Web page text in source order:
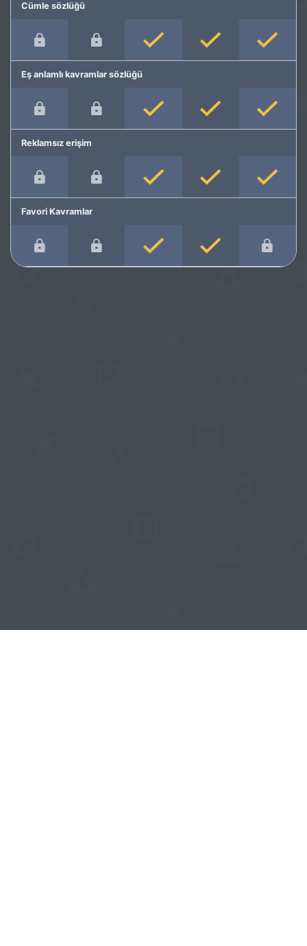
Cümle sözlüğü
Eş anlamlı kavramlar sözlüğü
Reklamsız erişim
Favori Kavramlar